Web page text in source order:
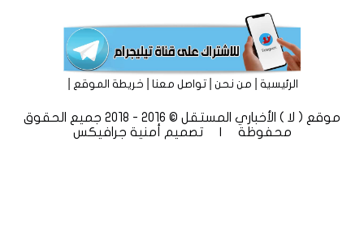
الرئيسية|من نحن|تواصل معنا|خريطة الموقع
موقع ( لا ) الأخباري المستقل © 2016 - 2018 جميع الحقوق
محفوظة | تصميم
أمنية جرافيكس